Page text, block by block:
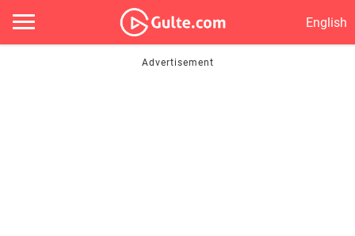
English